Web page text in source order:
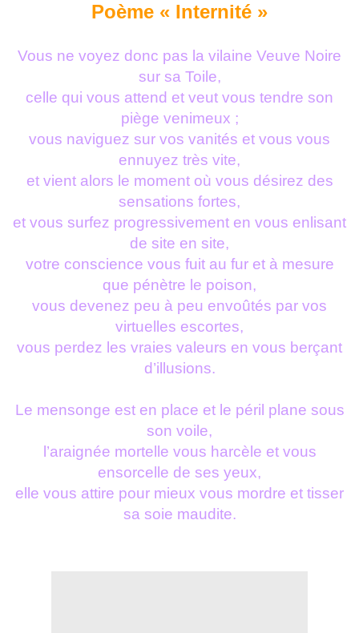
Poème « Internité »
Vous ne voyez donc pas la vilaine Veuve Noire
sur sa Toile,
celle qui vous attend et veut vous tendre son
piège venimeux ;
vous naviguez sur vos vanités et vous vous
ennuyez très vite,
et vient alors le moment où vous désirez des
sensations fortes,
et vous surfez progressivement en vous enlisant
de site en site,
votre conscience vous fuit au fur et à mesure
que pénètre le poison,
vous devenez peu à peu envoûtés par vos
virtuelles escortes,
vous perdez les vraies valeurs en vous berçant
d’illusions.
Le mensonge est en place et le péril plane sous
son voile,
l’araignée mortelle vous harcèle et vous
ensorcelle de ses yeux,
elle vous attire pour mieux vous mordre et tisser
sa soie maudite.